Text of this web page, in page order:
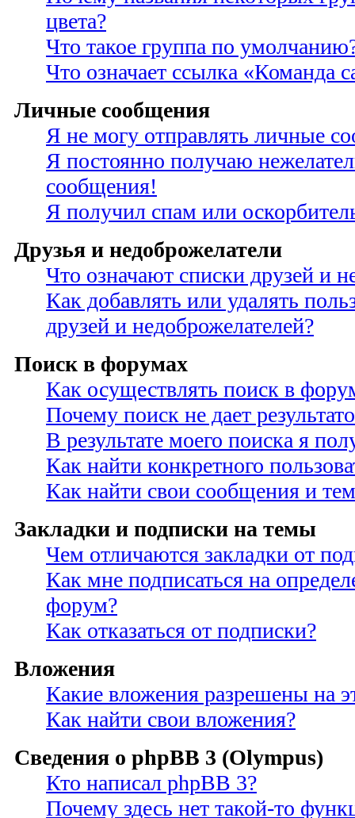
цвета?
Что такое группа по
Что означает ссылка «Команда
Личные сообщения
Я не могу отправлять личные
Я постоянно получаю
сообщения!
Я получил спам или
Друзья и недоброжелатели
Что означают списки друзей и
Как добавлять или удалять
друзей и недоброжелателей?
Поиск в форумах
Как осуществлять поиск в
Почему поиск не дает
В результате моего поиска я
Как найти конкретного
Как найти свои сообщения и
Закладки и подписки на темы
Чем отличаются закладки от
Как мне подписаться на
форум?
Как отказаться от подписки?
Вложения
Какие вложения разрешены на
Как найти свои вложения?
Сведения о phpBB 3 (Olympus)
Кто написал phpBB 3?
Почему здесь нет такой-то